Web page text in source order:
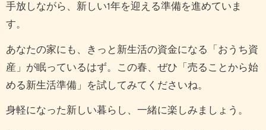
手放しながら、新しい1年を迎える準備を進めていま
す。
あなたの家にも、きっと新生活の資金になる「おうち資
産」が眠っているはず。この春、ぜひ「売ることから始
める新生活準備」を試してみてくださいね。
身軽になった新しい暮らし、一緒に楽しみましょう。